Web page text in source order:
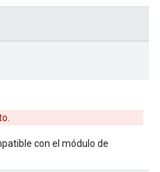
con el módulo de